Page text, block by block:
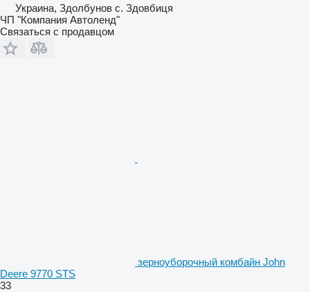
Украина, Здолбунов с. Здовбиця
ЧП "Компания Автоленд"
Связаться с продавцом
зерноуборочный комбайн John
Deere 9770 STS
33